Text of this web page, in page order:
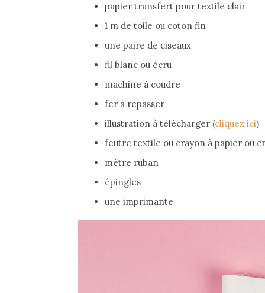
papier transfert pour textile clair
1 m de toile ou coton fin
une paire de ciseaux
fil blanc ou écru
machine à coudre
fer à repasser
illustration à télécharger (cliquez ici)
feutre textile ou crayon à papier ou
mètre ruban
épingles
une imprimante